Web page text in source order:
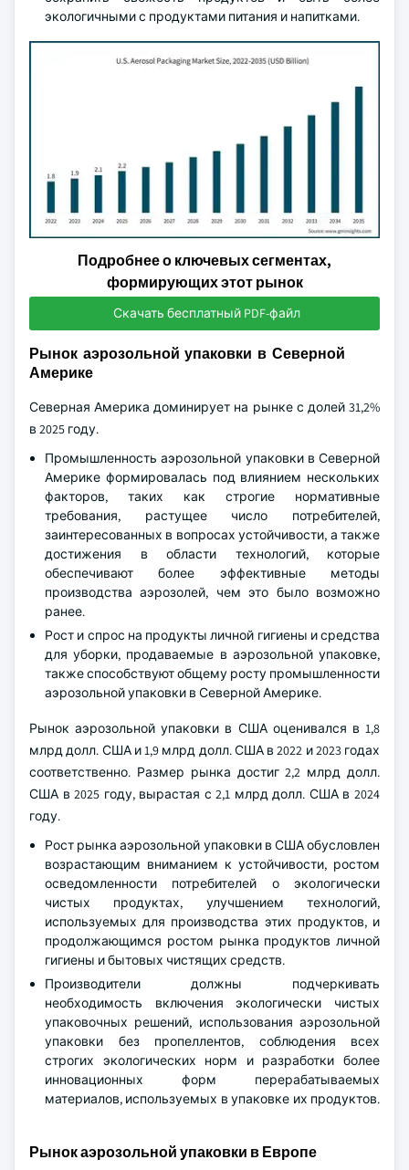
экологичными с продуктами питания и напитками.
Подробнее о ключевых сегментах,
формирующих этот рынок
Скачать бесплатный PDF-файл
Рынок аэрозольной упаковки в Северной
Америке
Северная Америка доминирует на рынке с долей 31,2%
в 2025 году.
Промышленность аэрозольной упаковки в Северной
Америке формировалась под влиянием нескольких
факторов, таких как строгие нормативные
требования, растущее число потребителей,
заинтересованных в вопросах устойчивости, а также
достижения в области технологий, которые
обеспечивают более эффективные методы
производства аэрозолей, чем это было возможно
ранее.
Рост и спрос на продукты личной гигиены и средства
для уборки, продаваемые в аэрозольной упаковке,
также способствуют общему росту промышленности
аэрозольной упаковки в Северной Америке.
Рынок аэрозольной упаковки в США оценивался в 1,8
млрд долл. США и 1,9 млрд долл. США в 2022 и 2023 годах
соответственно. Размер рынка достиг 2,2 млрд долл.
США в 2025 году, вырастая с 2,1 млрд долл. США в 2024
году.
Рост рынка аэрозольной упаковки в США обусловлен
возрастающим вниманием к устойчивости, ростом
осведомленности потребителей о экологически
чистых продуктах, улучшением технологий,
используемых для производства этих продуктов, и
продолжающимся ростом рынка продуктов личной
гигиены и бытовых чистящих средств.
Производители должны подчеркивать
необходимость включения экологически чистых
упаковочных решений, использования аэрозольной
упаковки без пропеллентов, соблюдения всех
строгих экологических норм и разработки более
инновационных форм перерабатываемых
материалов, используемых в упаковке их продуктов.
Рынок аэрозольной упаковки в Европе